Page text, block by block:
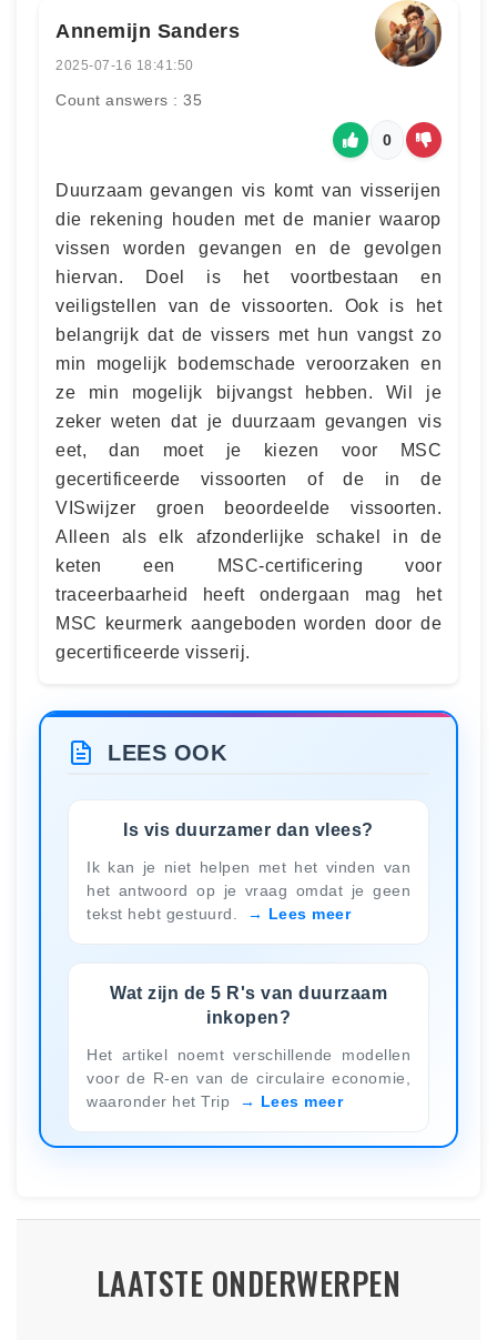
Annemijn Sanders
2025-07-16 18:41:50
Count answers : 35
0
Duurzaam gevangen vis komt van visserijen
die rekening houden met de manier waarop
vissen worden gevangen en de gevolgen
hiervan. Doel is het voortbestaan en
veiligstellen van de vissoorten. Ook is het
belangrijk dat de vissers met hun vangst zo
min mogelijk bodemschade veroorzaken en
ze min mogelijk bijvangst hebben. Wil je
zeker weten dat je duurzaam gevangen vis
eet, dan moet je kiezen voor MSC
gecertificeerde vissoorten of de in de
VISwijzer groen beoordeelde vissoorten.
Alleen als elk afzonderlijke schakel in de
keten een MSC-certificering voor
traceerbaarheid heeft ondergaan mag het
MSC keurmerk aangeboden worden door de
gecertificeerde visserij.
LEES OOK
Is vis duurzamer dan vlees?
Ik kan je niet helpen met het vinden van
het antwoord op je vraag omdat je geen
tekst hebt gestuurd.
Lees meer
Wat zijn de 5 R's van duurzaam
inkopen?
Het artikel noemt verschillende modellen
voor de R-en van de circulaire economie,
waaronder het Trip
Lees meer
LAATSTE ONDERWERPEN